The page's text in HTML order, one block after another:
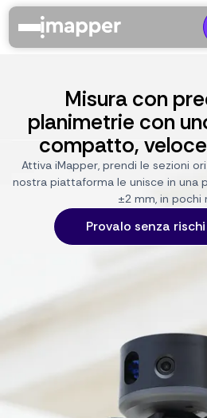
Misura con
planimetrie con
compatto,
Attiva iMapper, prendi le sezioni
nostra piattaforma le unisce in una
±2 mm, in pochi
Provalo senza